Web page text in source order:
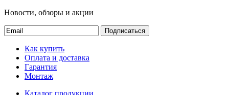
Новости, обзоры и акции
Подписаться
Как купить
Оплата и доставка
Гарантия
Монтаж
Каталог продукции